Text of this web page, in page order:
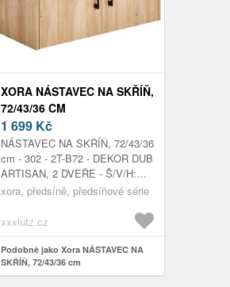
XORA NÁSTAVEC NA SKŘÍŇ,
72/43/36 CM
1 699 Kč
NÁSTAVEC NA SKŘÍŇ, 72/43/36
cm - 302 - 2T-B72 - DEKOR DUB
ARTISAN, 2 DVEŘE - Š/V/H:
72/43/36 CM
xora, předsíně, předsíňové série
xxxlutz.cz
Podobně jako Xora NÁSTAVEC NA
SKŘÍŇ, 72/43/36 cm